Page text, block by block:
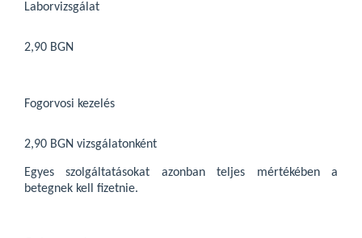
Laborvizsgálat
2,90 BGN
Fogorvosi kezelés
2,90 BGN vizsgálatonként
Egyes szolgáltatásokat azonban teljes mértékében a
betegnek kell fizetnie.